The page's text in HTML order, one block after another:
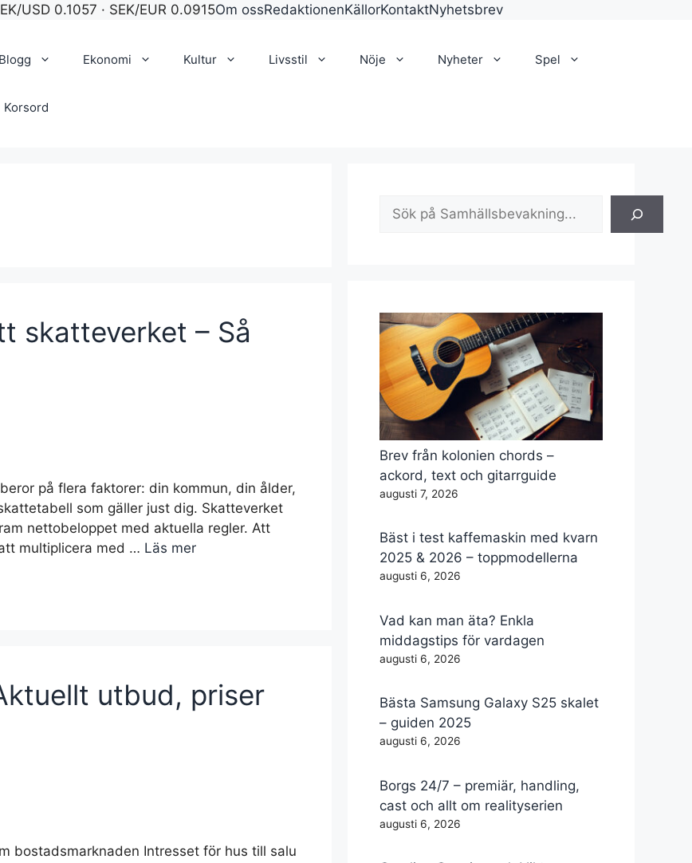
USD 0.1057 · SEK/EUR 0.0915Om ossRedaktionenKällorKontaktNyhetsbrev
Blogg Ekonomi Kultur Livsstil Nöje Nyheter Spel
Korsord
skatteverket – Så
på flera faktorer: din kommun, din ålder,
som gäller just dig. Skatteverket
nettobeloppet med aktuella regler. Att
multiplicera med … Läs mer
utbud, priser
bostadsmarknaden Intresset för hus till salu
Sök
Brev från kolonien chords –
ackord, text och gitarrguide
augusti 7, 2026
Bäst i test kaffemaskin med kvarn
2025 & 2026 – toppmodellerna
augusti 6, 2026
Vad kan man äta? Enkla
middagstips för vardagen
augusti 6, 2026
Bästa Samsung Galaxy S25 skalet
– guiden 2025
augusti 6, 2026
Borgs 24/7 – premiär, handling,
cast och allt om realityserien
augusti 6, 2026